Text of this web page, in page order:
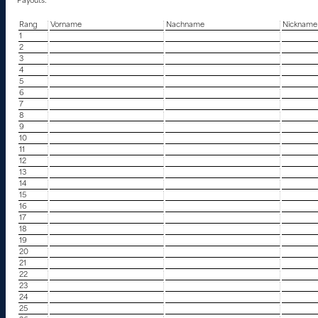
Rang Vorname Nachname
Nickname
1
2
3
4
5
6
7
8
9
10
11
12
13
14
15
16
17
18
19
20
21
22
23
24
25